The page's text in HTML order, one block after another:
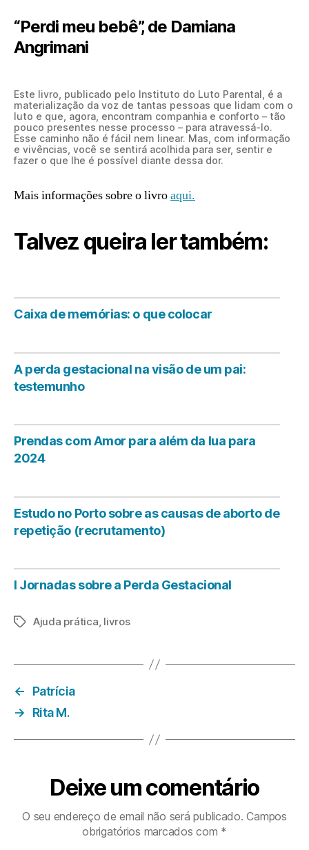
“Perdi meu bebê”, de Damiana
Angrimani
Este livro, publicado pelo Instituto do Luto Parental, é a
materialização da voz de tantas pessoas que lidam com o
luto e que, agora, encontram companhia e conforto – tão
pouco presentes nesse processo – para atravessá-lo.
Esse caminho não é fácil nem linear. Mas, com informação
e vivências, você se sentirá acolhida para ser, sentir e
fazer o que lhe é possível diante dessa dor.
Mais informações sobre o livroaqui.
Talvez queira ler também:
Caixa de memórias: o que colocar
A perda gestacional na visão de um pai:
testemunho
Prendas com Amor para além da lua para
2024
Estudo no Porto sobre as causas de aborto de
repetição (recrutamento)
I Jornadas sobre a Perda Gestacional
Etiquetas
Ajuda prática, livros
←
Patrícia
→
Rita M.
Deixe um comentário
O seu endereço de email não será publicado. Campos
obrigatórios marcados com *